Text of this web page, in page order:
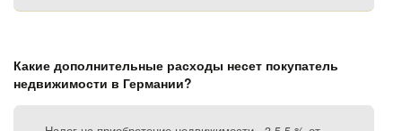
Какие дополнительные расходы несет покупатель
недвижимости в Германии?